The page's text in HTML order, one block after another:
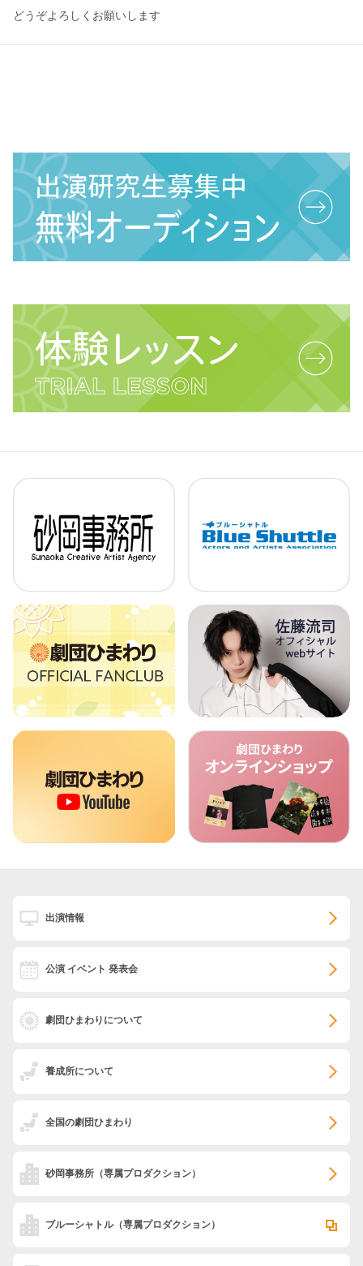
どうぞよろしくお願いします
出演情報
公演 イベント 発表会
劇団ひまわりについて
養成所について
全国の劇団ひまわり
砂岡事務所 （専属プロダクション）
ブルーシャトル（専属プロダクション）